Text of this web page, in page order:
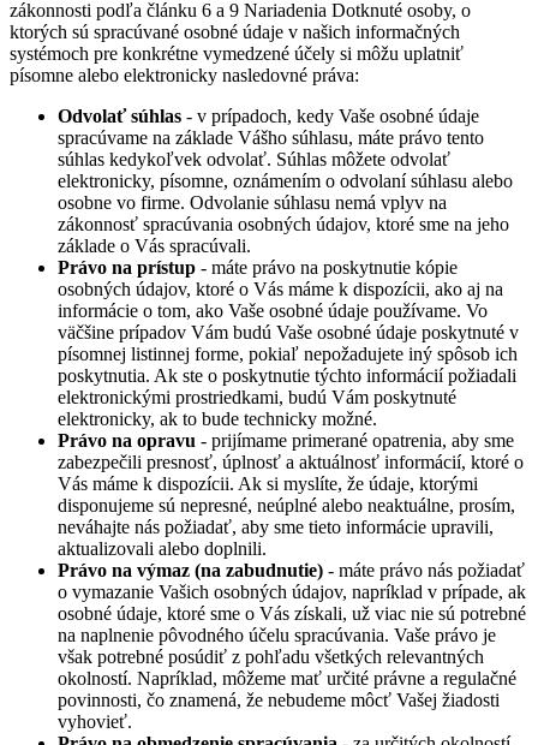
zákonnosti podľa článku 6 a 9 Nariadenia Dotknuté osoby, o
ktorých sú spracúvané osobné údaje v našich informačných
systémoch pre konkrétne vymedzené účely si môžu uplatniť
písomne alebo elektronicky nasledovné práva:
Odvolať súhlas - v prípadoch, kedy Vaše osobné údaje
spracúvame na základe Vášho súhlasu, máte právo tento
súhlas kedykoľvek odvolať. Súhlas môžete odvolať
elektronicky, písomne, oznámením o odvolaní súhlasu alebo
osobne vo firme. Odvolanie súhlasu nemá vplyv na
zákonnosť spracúvania osobných údajov, ktoré sme na jeho
základe o Vás spracúvali.
Právo na prístup - máte právo na poskytnutie kópie
osobných údajov, ktoré o Vás máme k dispozícii, ako aj na
informácie o tom, ako Vaše osobné údaje používame. Vo
väčšine prípadov Vám budú Vaše osobné údaje poskytnuté v
písomnej listinnej forme, pokiaľ nepožadujete iný spôsob ich
poskytnutia. Ak ste o poskytnutie týchto informácií požiadali
elektronickými prostriedkami, budú Vám poskytnuté
elektronicky, ak to bude technicky možné.
Právo na opravu - prijímame primerané opatrenia, aby sme
zabezpečili presnosť, úplnosť a aktuálnosť informácií, ktoré o
Vás máme k dispozícii. Ak si myslíte, že údaje, ktorými
disponujeme sú nepresné, neúplné alebo neaktuálne, prosím,
neváhajte nás požiadať, aby sme tieto informácie upravili,
aktualizovali alebo doplnili.
Právo na výmaz (na zabudnutie) - máte právo nás požiadať
o vymazanie Vašich osobných údajov, napríklad v prípade, ak
osobné údaje, ktoré sme o Vás získali, už viac nie sú potrebné
na naplnenie pôvodného účelu spracúvania. Vaše právo je
však potrebné posúdiť z pohľadu všetkých relevantných
okolností. Napríklad, môžeme mať určité právne a regulačné
povinnosti, čo znamená, že nebudeme môcť Vašej žiadosti
vyhovieť.